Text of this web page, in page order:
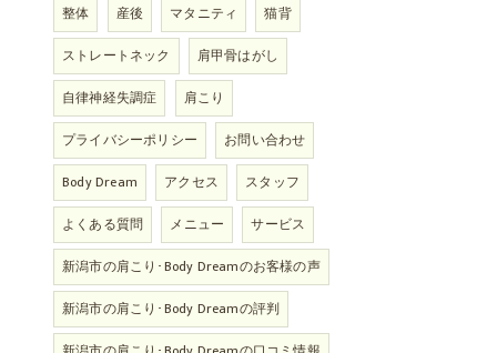
整体 産後 マタニティ
猫背
ストレートネック
肩甲骨はがし
自律神経失調症
肩こり
プライバシーポリシー
お問い合わせ
Body Dream
アクセス
スタッフ
よくある質問
メニュー
サービス
新潟市の肩こり･Body Dreamのお客様の声
新潟市の肩こり･Body Dreamの評判